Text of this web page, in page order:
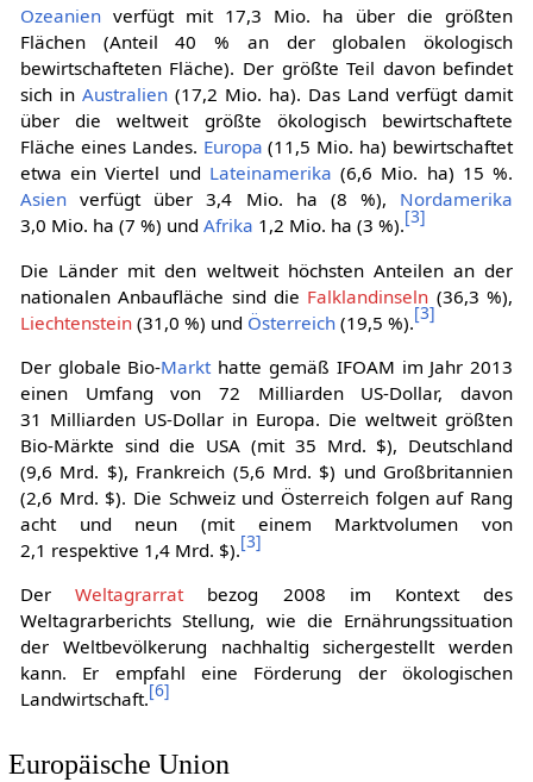
Ozeanienverfügt mit 17,3 Mio. ha über die größten
Flächen (Anteil 40 % an der globalen ökologisch
bewirtschafteten Fläche). Der größte Teil davon befindet
sich in Australien(17,2 Mio. ha). Das Land verfügt damit
über die weltweit größte ökologisch bewirtschaftete
Fläche eines Landes. Europa (11,5 Mio. ha) bewirtschaftet
etwa ein Viertel und Lateinamerika (6,6 Mio. ha) 15 %.
Asienverfügt über 3,4 Mio. ha (8 %), Nordamerika
3,0 Mio. ha (7 %) und Afrika 1,2 Mio. ha (3 %).[3]
Die Länder mit den weltweit höchsten Anteilen an der
nationalen Anbaufläche sind die Falklandinseln (36,3 %),
Liechtenstein(31,0 %) und Österreich(19,5 %).[3]
Der globale Bio-Markt hatte gemäß IFOAM im Jahr 2013
einen Umfang von 72 Milliarden US-Dollar, davon
31 Milliarden US-Dollar in Europa. Die weltweit größten
Bio-Märkte sind die USA (mit 35 Mrd. $), Deutschland
(9,6 Mrd. $), Frankreich (5,6 Mrd. $) und Großbritannien
(2,6 Mrd. $). Die Schweiz und Österreich folgen auf Rang
acht und neun (mit einem Marktvolumen von
2,1 respektive 1,4 Mrd. $).[3]
DerWeltagrarrat bezog 2008 im Kontext des
Weltagrarberichts Stellung, wie die Ernährungssituation
der Weltbevölkerung nachhaltig sichergestellt werden
kann. Er empfahl eine Förderung der ökologischen
Landwirtschaft.[6]
Europäische Union